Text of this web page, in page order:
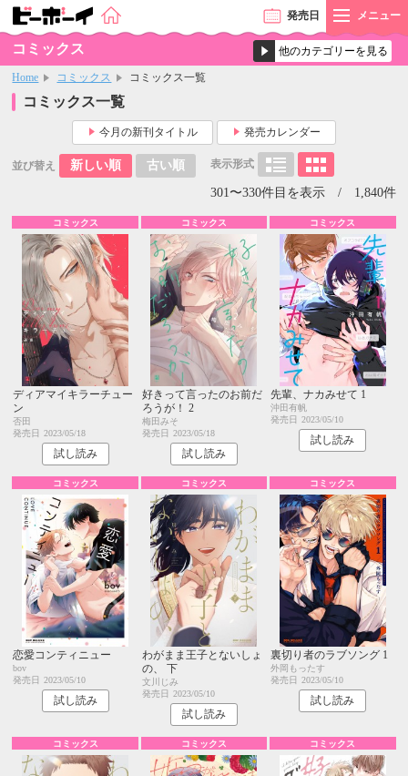
発売日 メニュー
コミックス
Home コミックス コミックス一覧
コミックス一覧
今月の新刊タイトル 発売カレンダー
並び替え 新しい順 古い順 表示形式
301〜330件目を表示 / 1,840件
コミックス
ディアマイキラーチュー
ン
否田
発売日
2023/05/18
試し読み
コミックス
好きって言ったのお前だ
ろうが！ 2
梅田みそ
発売日
2023/05/18
試し読み
コミックス
先輩、ナカみせて 1
沖田有帆
発売日
2023/05/10
試し読み
コミックス
恋愛コンティニュー
bov
発売日
2023/05/10
試し読み
コミックス
わがまま王子とないしょ
の、 下
文川じみ
発売日
2023/05/10
試し読み
コミックス
裏切り者のラブソング 1
外岡もったす
発売日
2023/05/10
試し読み
コミックス コミックス コミックス